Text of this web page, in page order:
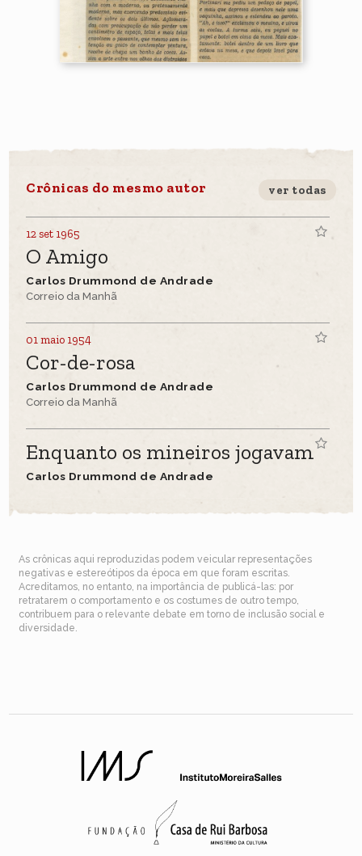
Crônicas do mesmo autor ver todas
12 set 1965
O Amigo
Carlos Drummond de Andrade
Correio da Manhã
01 maio 1954
Cor-de-rosa
Carlos Drummond de Andrade
Correio da Manhã
Enquanto os mineiros jogavam
Carlos Drummond de Andrade
As crônicas aqui reproduzidas podem veicular representações
negativas e estereótipos da época em que foram escritas.
Acreditamos, no entanto, na importância de publicá-las: por
retratarem o comportamento e os costumes de outro tempo,
contribuem para o relevante debate em torno de inclusão social e
diversidade.